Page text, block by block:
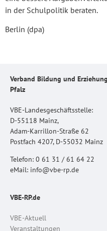
in der Schulpolitik beraten.
Berlin (dpa)
Verband Bildung und
Pfalz
VBE-Landesgeschäftsstelle:
D-55118 Mainz,
Adam-Karrillon-Straße 62
Postfach 4207, D-55032 Mainz
Telefon: 0 61 31 / 61 64 22
eMail: info@vbe-rp.de
VBE-RP.de
VBE-Aktuell
Veranstaltungen